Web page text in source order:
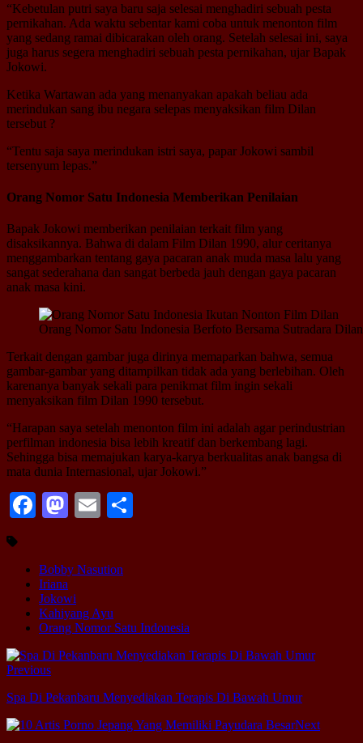
“Kebetulan putri saya baru saja selesai menghadiri sebuah pesta
pernikahan. Ada waktu sebentar kami coba untuk menonton film
yang sedang ramai dibicarakan oleh orang. Setelah selesai ini, saya
juga harus segera menghadiri sebuah pesta pernikahan, ujar Bapak
Jokowi.
Ketika Wartawan ada yang menanyakan apakah beliau ada
merindukan sang ibu negara selepas menyaksikan film Dilan
tersebut ?
“Tentu saja saya merindukan istri saya, papar Jokowi sambil
tersenyum lepas.”
Orang Nomor Satu Indonesia Memberikan Penilaian
Bapak Jokowi memberikan penilaian terkait film yang
disaksikannya. Bahwa di dalam Film Dilan 1990, alur ceritanya
menggambarkan tentang gaya pacaran anak muda masa lalu yang
sangat sederahana dan sangat berbeda jauh dengan gaya pacaran
anak masa kini.
Orang Nomor Satu Indonesia Berfoto Bersama Sutradara
Terkait dengan gambar juga dirinya memaparkan bahwa, semua
gambar-gambar yang ditampilkan tidak ada yang berlebihan. Oleh
karenanya banyak sekali para penikmat film ingin sekali
menyaksikan film Dilan 1990 tersebut.
“Harapan saya setelah menonton film ini adalah agar perindustrian
perfilman indonesia bisa lebih kreatif dan berkembang lagi.
Sehingga bisa memajukan karya-karya berkualitas anak bangsa di
mata dunia Internasional, ujar Jokowi.”
Facebook
Mastodon
Email
Bobby Nasution
Iriana
Jokowi
Kahiyang Ayu
Orang Nomor Satu Indonesia
Previous
Spa Di Pekanbaru Menyediakan Terapis Di Bawah Umur
Next